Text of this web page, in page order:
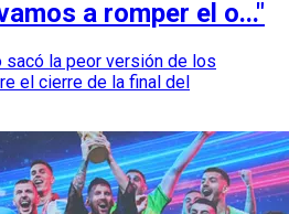
a romper el o..."
sacó la peor versión de los
el cierre de la final del